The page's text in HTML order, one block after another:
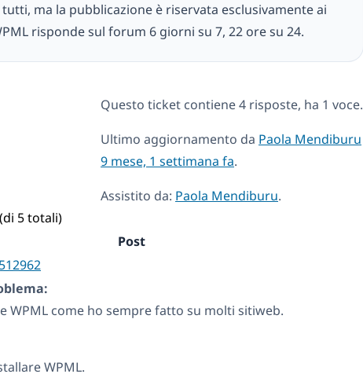
ma la pubblicazione è riservata esclusivamente ai
risponde sul forum 6 giorni su 7, 22 ore su 24.
Questo ticket contiene 4 risposte, ha 1 voce.
Ultimo aggiornamento da Paola Mendiburu
9 mese, 1 settimana fa.
Assistito da: Paola Mendiburu.
5 totali)
Post
WPML come ho sempre fatto su molti sitiweb.
WPML.